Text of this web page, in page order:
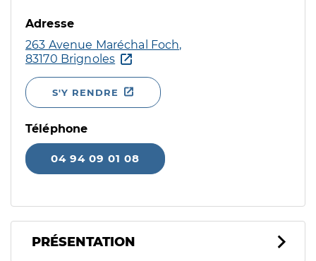
Adresse
263 Avenue Maréchal Foch,
83170 Brignoles
S'Y RENDRE
Téléphone
04 94 09 01 08
PRÉSENTATION